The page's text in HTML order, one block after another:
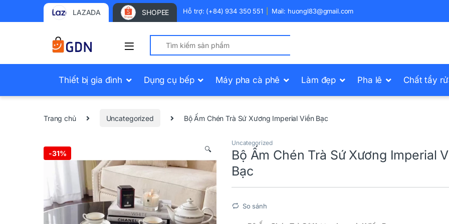
LAZADA SHOPEE Hỗ trợ: (+84) 934 350 551 Mail: huongl83@gmail.com
Search for:
Thiết bị gia đình Dụng cụ bếp Máy pha cà phê Làm đẹp Pha lê Chất tẩy
Trang chủ Uncategorized Bộ Ấm Chén Trà Sứ Xương Imperial Viền Bạc
-31% 🔍
Uncategorized
Bộ Ấm Chén Trà Sứ Xương Imperial
Bạc
So sánh